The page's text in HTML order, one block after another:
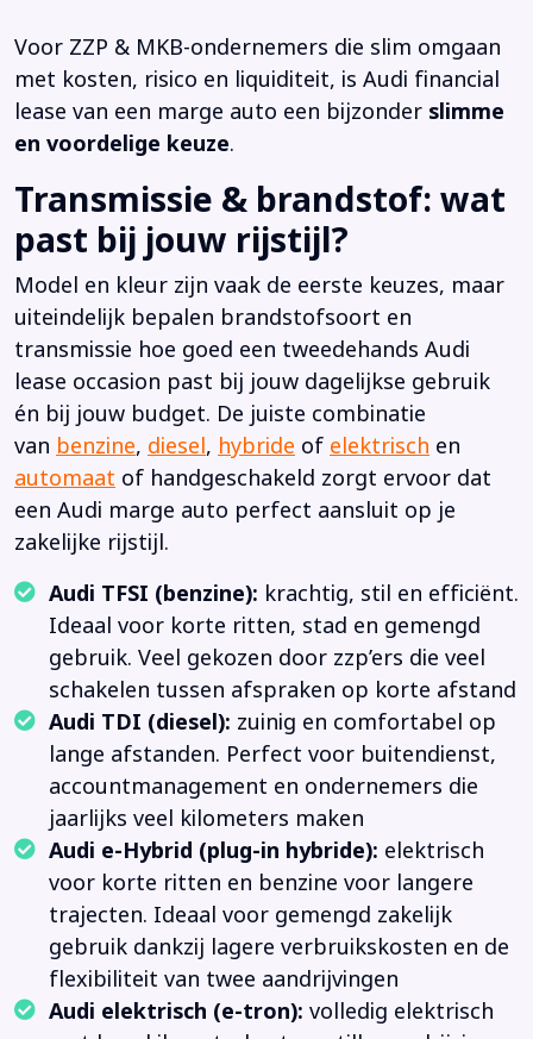
Voor ZZP & MKB-ondernemers die slim omgaan
met kosten, risico en liquiditeit, is Audi financial
lease van een marge auto een bijzonder slimme
en voordelige keuze.
Transmissie & brandstof: wat
past bij jouw rijstijl?
Model en kleur zijn vaak de eerste keuzes, maar
uiteindelijk bepalen brandstofsoort en
transmissie hoe goed een tweedehands Audi
lease occasion past bij jouw dagelijkse gebruik
én bij jouw budget. De juiste combinatie
van benzine, diesel, hybride of elektrisch en
automaat of handgeschakeld zorgt ervoor dat
een Audi marge auto perfect aansluit op je
zakelijke rijstijl.
Audi TFSI (benzine): krachtig, stil en efficiënt.
Ideaal voor korte ritten, stad en gemengd
gebruik. Veel gekozen door zzp’ers die veel
schakelen tussen afspraken op korte afstand
Audi TDI (diesel): zuinig en comfortabel op
lange afstanden. Perfect voor buitendienst,
accountmanagement en ondernemers die
jaarlijks veel kilometers maken
Audi e-Hybrid (plug-in hybride): elektrisch
voor korte ritten en benzine voor langere
trajecten. Ideaal voor gemengd zakelijk
gebruik dankzij lagere verbruikskosten en de
flexibiliteit van twee aandrijvingen
Audi elektrisch (e-tron): volledig elektrisch